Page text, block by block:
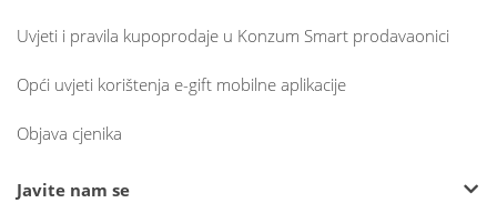
Uvjeti i pravila kupoprodaje u Konzum Smart prodavaonici
Opći uvjeti korištenja e-gift mobilne aplikacije
Objava cjenika
Javite nam se